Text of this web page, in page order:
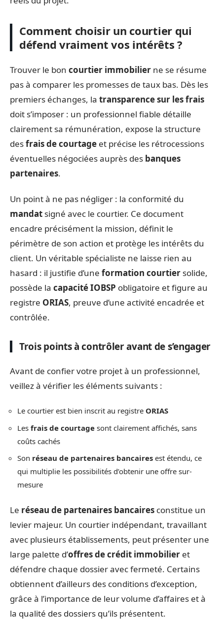
Comment choisir un courtier qui
défend vraiment vos intérêts ?
Trouver le bon courtier immobilier ne se résume
pas à comparer les promesses de taux bas. Dès les
premiers échanges, la transparence sur les frais
doit s’imposer : un professionnel fiable détaille
clairement sa rémunération, expose la structure
desfrais de courtage et précise les rétrocessions
éventuelles négociées auprès des banques
partenaires.
Un point à ne pas négliger : la conformité du
mandat signé avec le courtier. Ce document
encadre précisément la mission, définit le
périmètre de son action et protège les intérêts du
client. Un véritable spécialiste ne laisse rien au
hasard : il justifie d’une formation courtier solide,
possède la capacité IOBSP obligatoire et figure au
registre ORIAS, preuve d’une activité encadrée et
contrôlée.
Trois points à contrôler avant de s’engager
Avant de confier votre projet à un professionnel,
veillez à vérifier les éléments suivants :
Le courtier est bien inscrit au registre ORIAS
Les frais de courtage sont clairement affichés, sans
coûts cachés
Son réseau de partenaires bancaires est étendu, ce
qui multiplie les possibilités d’obtenir une offre sur-
mesure
Le réseau de partenaires bancaires constitue un
levier majeur. Un courtier indépendant, travaillant
avec plusieurs établissements, peut présenter une
large palette d’offres de crédit immobilier et
défendre chaque dossier avec fermeté. Certains
obtiennent d’ailleurs des conditions d’exception,
grâce à l’importance de leur volume d’affaires et à
la qualité des dossiers qu’ils présentent.